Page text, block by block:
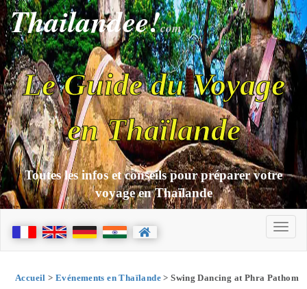
Thailandee!com
Le Guide du Voyage
en Thaïlande
Toutes les infos et conseils pour préparer votre
voyage en Thaïlande
Accueil > Evénements en Thaïlande> Swing Dancing at Phra Pathom